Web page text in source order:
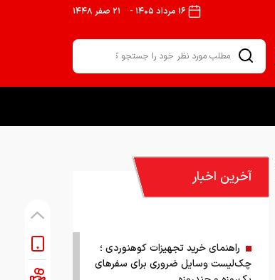
۱۶ مرداد ۱۴۰۵ - ۲۱ صفر ۱۴۴۸
آخرین اخبار
راهنمای خرید تجهیزات کوهنوردی ؛
چک‌لیست وسایل ضروری برای سفرهای